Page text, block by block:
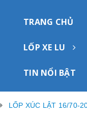
TRANG CHỦ
LỐP XE LU
TIN NỔI BẬT
LỐP XÚC LẬT 16/70-